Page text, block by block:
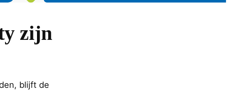
zijn
blijft de